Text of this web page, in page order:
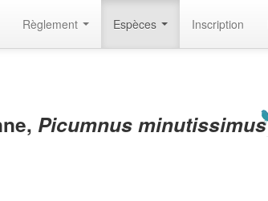
Règlement Espèces Inscription
Picumnus minutissimus